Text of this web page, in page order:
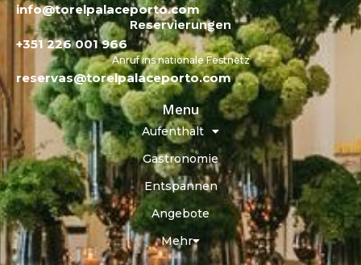
info@torelpalaceporto.com
Reservierungen
+351 226 001 966
Anruf ins nationale Festnetz
reservas@torelpalaceporto.com
Menu
Aufenthalt
Gastronomie
Entspannen
Angebote
Mehr